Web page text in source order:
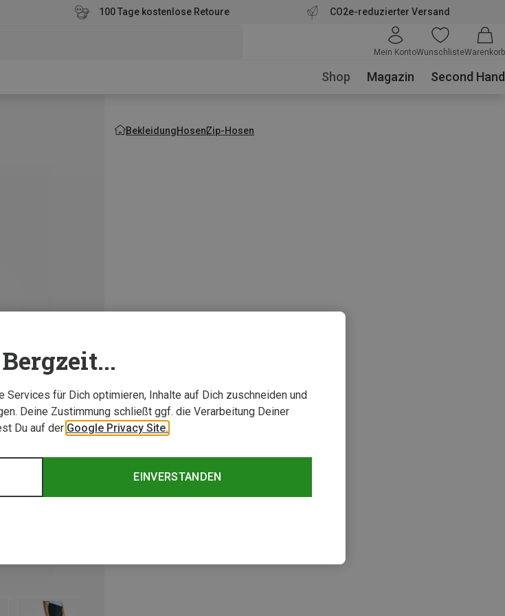
100 Tage kostenlose Retoure CO2e-reduzierter Versand
Mein KontoWunschlisteWarenkorb
Shop Magazin Second Hand
BekleidungHosenZip-Hosen
für Dich optimieren, Inhalte auf Dich zuschneiden und
Deine Zustimmung schließt ggf. die Verarbeitung Deiner
Du auf der Google Privacy Site.
EINVERSTANDEN